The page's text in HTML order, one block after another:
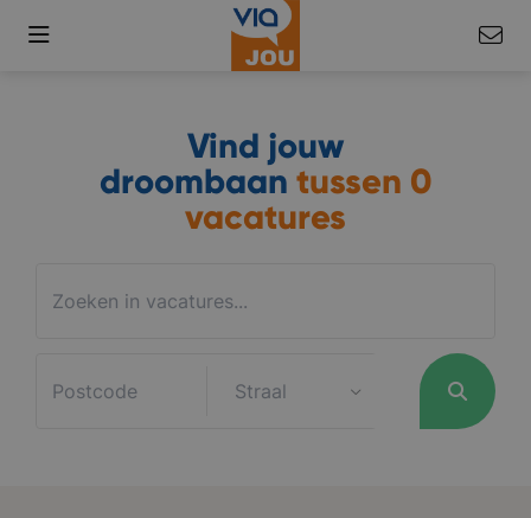
Vind jouw
droombaan tussen 0
vacatures